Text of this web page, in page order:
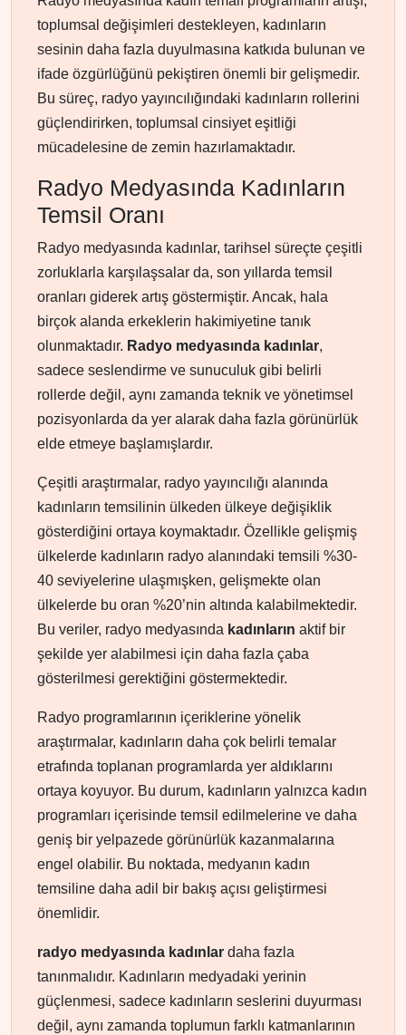
toplumsal değişimleri destekleyen, kadınların
sesinin daha fazla duyulmasına katkıda bulunan ve
ifade özgürlüğünü pekiştiren önemli bir gelişmedir.
Bu süreç, radyo yayıncılığındaki kadınların rollerini
güçlendirirken, toplumsal cinsiyet eşitliği
mücadelesine de zemin hazırlamaktadır.
Radyo Medyasında Kadınların
Temsil Oranı
Radyo medyasında kadınlar, tarihsel süreçte çeşitli
zorluklarla karşılaşsalar da, son yıllarda temsil
oranları giderek artış göstermiştir. Ancak, hala
birçok alanda erkeklerin hakimiyetine tanık
olunmaktadır. Radyo medyasında kadınlar,
sadece seslendirme ve sunuculuk gibi belirli
rollerde değil, aynı zamanda teknik ve yönetimsel
pozisyonlarda da yer alarak daha fazla görünürlük
elde etmeye başlamışlardır.
Çeşitli araştırmalar, radyo yayıncılığı alanında
kadınların temsilinin ülkeden ülkeye değişiklik
gösterdiğini ortaya koymaktadır. Özellikle gelişmiş
ülkelerde kadınların radyo alanındaki temsili %30-
40 seviyelerine ulaşmışken, gelişmekte olan
ülkelerde bu oran %20’nin altında kalabilmektedir.
Bu veriler, radyo medyasında kadınların aktif bir
şekilde yer alabilmesi için daha fazla çaba
gösterilmesi gerektiğini göstermektedir.
Radyo programlarının içeriklerine yönelik
araştırmalar, kadınların daha çok belirli temalar
etrafında toplanan programlarda yer aldıklarını
ortaya koyuyor. Bu durum, kadınların yalnızca kadın
programları içerisinde temsil edilmelerine ve daha
geniş bir yelpazede görünürlük kazanmalarına
engel olabilir. Bu noktada, medyanın kadın
temsiline daha adil bir bakış açısı geliştirmesi
önemlidir.
radyo medyasında kadınlar daha fazla
tanınmalıdır. Kadınların medyadaki yerinin
güçlenmesi, sadece kadınların seslerini duyurması
değil, aynı zamanda toplumun farklı katmanlarının